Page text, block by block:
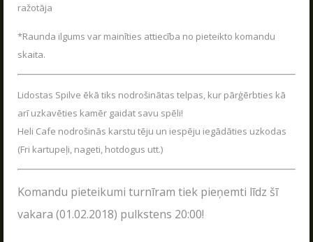
ražotāja
*Raunda ilgums var mainīties attiecība no pieteikto komandu
skaita.
Lidostas Spilve ēkā tiks nodrošinātas telpas, kur pārģērbties kā
arī uzkavēties kamēr gaidat savu spēli!
Heli Cafe nodrošinās karstu tēju un iespēju iegādāties uzkodas
(Fri kartupeļi, nageti, hotdogus utt.)
Komandu pieteikumi turnīram tiek pieņemti līdz šī
vakara (01.02.2018) pulkstens 20:00!
Uzzini, kā dzīvo Poligons
PARAKSTIES JAUNUMU SAŅEMŠANAI E-PASTĀ!
PARAKSTĪTIES